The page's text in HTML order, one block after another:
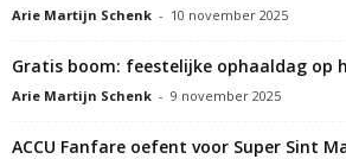
Arie Martijn Schenk - 10 november 2025
Gratis boom: feestelijke ophaaldag op
Arie Martijn Schenk - 9 november 2025
ACCU Fanfare oefent voor Super Sint